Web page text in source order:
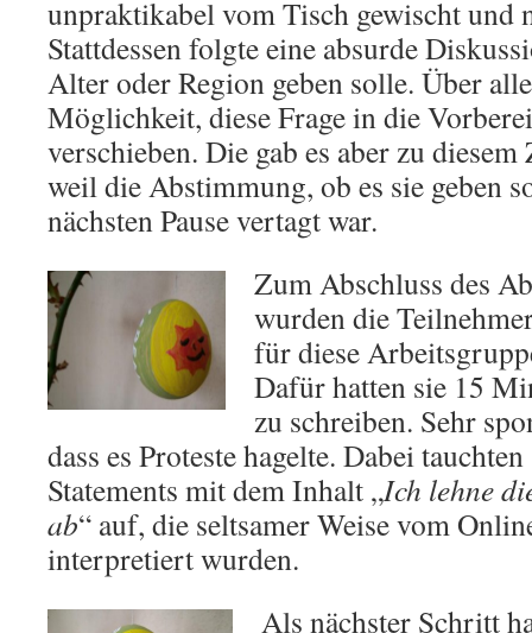
unpraktikabel vom Tisch gewischt und
Stattdessen folgte eine absurde
Alter oder Region geben solle. Über
Möglichkeit, diese Frage in die
verschieben. Die gab es aber zu
weil die Abstimmung, ob es sie geben
nächsten Pause vertagt war.
Zum Abschluss des
wurden die
für diese
Dafür hatten sie 15
zu schreiben. Sehr
dass es Proteste hagelte. Dabei
Statements mit dem Inhalt „Ich lehne
ab“ auf, die seltsamer Weise vom
interpretiert wurden.
Als nächster Schritt